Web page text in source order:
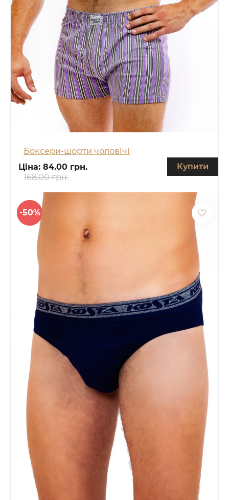
Боксери-шорти чоловічі
Ціна: 84.00 грн.
168.00 грн.
Купити
-50%